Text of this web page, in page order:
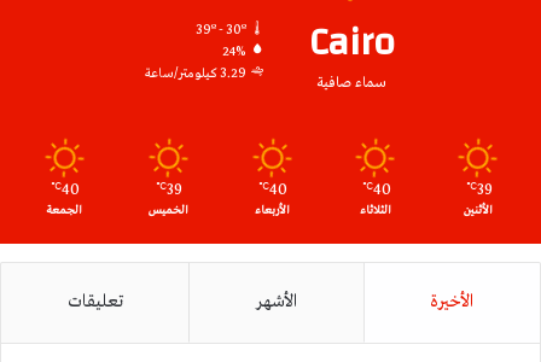
Cairo
سماء صافية
39º - 30º
24%
3.29 كيلومتر/ساعة
39
℃
الأثنين
40
℃
الثلاثاء
40
℃
الأربعاء
39
℃
الخميس
40
℃
الجمعة
الأخيرة الأشهر تعليقات